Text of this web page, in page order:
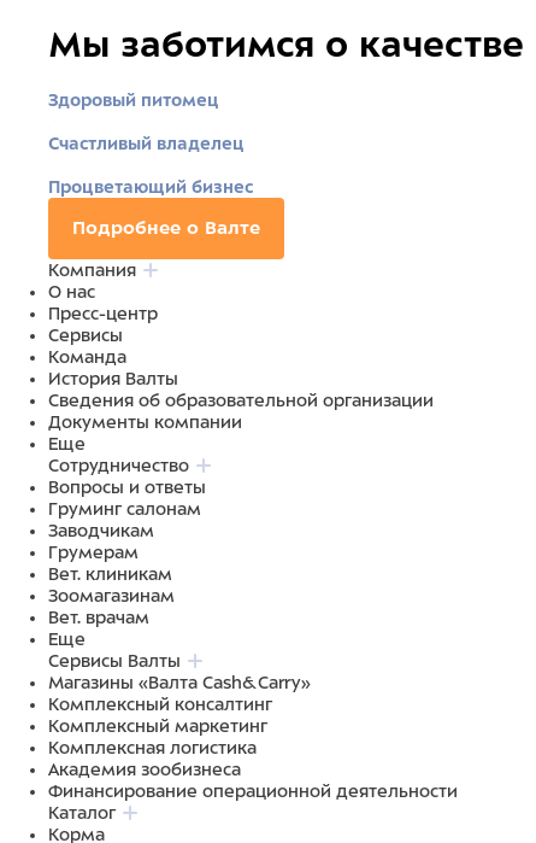
Мы заботимся о качестве
Здоровый питомец
Счастливый владелец
Процветающий бизнес
Подробнее о Валте
Компания
О нас
Пресс-центр
Сервисы
Команда
История Валты
Сведения об образовательной организации
Документы компании
Еще
Сотрудничество
Вопросы и ответы
Груминг салонам
Заводчикам
Грумерам
Вет. клиникам
Зоомагазинам
Вет. врачам
Еще
Сервисы Валты
Магазины «Валта Cash&Carry»
Комплексный консалтинг
Комплексный маркетинг
Комплексная логистика
Академия зообизнеса
Финансирование операционной деятельности
Каталог
Корма